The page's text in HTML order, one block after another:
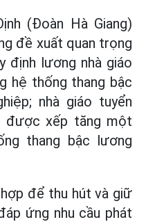
(Đoàn Hà Giang)
đề xuất quan trọng
định lương nhà giáo
hệ thống thang bậc
nhà giáo tuyển
được xếp tăng một
thang bậc lương
hợp để thu hút và giữ
ứng nhu cầu phát